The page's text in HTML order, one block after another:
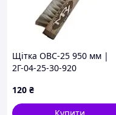
Щітка ОВС-25 950 мм |
2Г-04-25-30-920
120 ₴